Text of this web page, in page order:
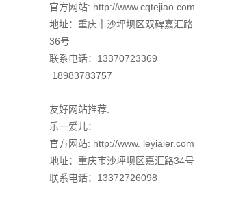
官方网站: http://www.cqtejiao.com
地址：重庆市沙坪坝区双碑嘉汇路
36号
联系电话：13370723369
18983783757
友好网站推荐:
乐一爱儿：
官方网站: http://www. leyiaier.com
地址：重庆市沙坪坝区嘉汇路34号
联系电话：13372726098